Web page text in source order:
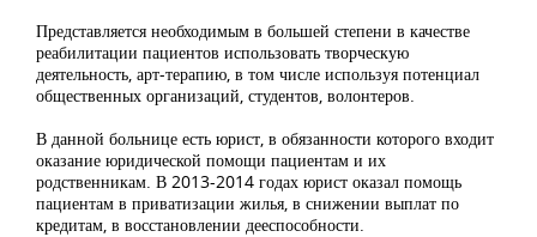
Представляется необходимым в большей степени в качестве
реабилитации пациентов использовать творческую
деятельность, арт-терапию, в том числе используя потенциал
общественных организаций, студентов, волонтеров.
В данной больнице есть юрист, в обязанности которого входит
оказание юридической помощи пациентам и их
родственникам. В 2013-2014 годах юрист оказал помощь
пациентам в приватизации жилья, в снижении выплат по
кредитам, в восстановлении дееспособности.